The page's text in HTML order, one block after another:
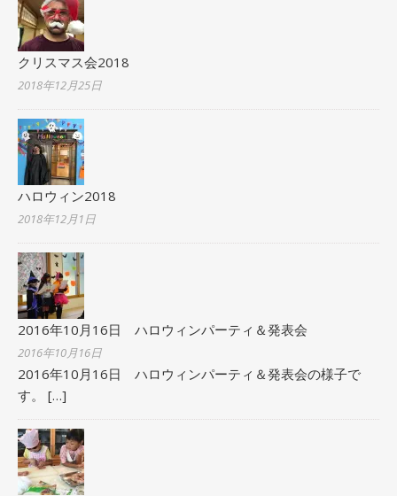
クリスマス会2018
2018年12月25日
ハロウィン2018
2018年12月1日
2016年10月16日 ハロウィンパーティ＆発表会
2016年10月16日
2016年10月16日 ハロウィンパーティ＆発表会の様子で
す。
[…]